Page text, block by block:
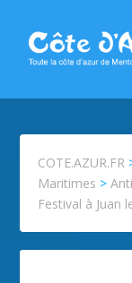
COTE.AZUR.FR
Maritimes >
Festival à Juan